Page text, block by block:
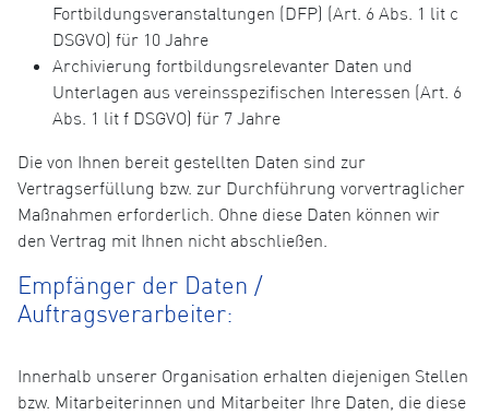
Fortbildungsveranstaltungen (DFP) (Art. 6 Abs. 1 lit c
DSGVO) für 10 Jahre
Archivierung fortbildungsrelevanter Daten und
Unterlagen aus vereinsspezifischen Interessen (Art. 6
Abs. 1 lit f DSGVO) für 7 Jahre
Die von Ihnen bereit gestellten Daten sind zur
Vertragserfüllung bzw. zur Durchführung vorvertraglicher
Maßnahmen erforderlich. Ohne diese Daten können wir
den Vertrag mit Ihnen nicht abschließen.
Empfänger der Daten /
Auftragsverarbeiter:
Innerhalb unserer Organisation erhalten diejenigen Stellen
bzw. Mitarbeiterinnen und Mitarbeiter Ihre Daten, die diese